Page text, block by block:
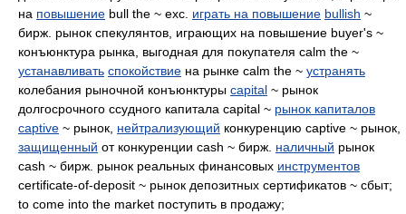
на повышение bull the ~ exc. играть на повышение bullish ~
бирж. рынок спекулянтов, играющих на повышение buyer's ~
конъюнктура рынка, выгодная для покупателя calm the ~
устанавливать спокойствие на рынке calm the ~ устранять
колебания рыночной конъюнктуры capital ~ рынок
долгосрочного ссудного капитала capital ~ рынок капиталов
captive ~ рынок, нейтрализующий конкуренцию captive ~ рынок,
защищенный от конкуренции cash ~ бирж. наличный рынок
cash ~ бирж. рынок реальных финансовых инструментов
certificate-of-deposit ~ рынок депозитных сертификатов ~ сбыт;
to come into the market поступить в продажу;